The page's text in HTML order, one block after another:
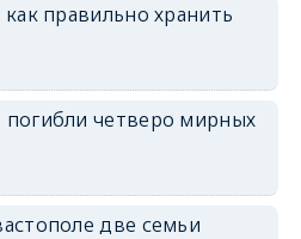
erid: 2SDnjdPjgYS
правильно хранить
четверо мирных
две семьи